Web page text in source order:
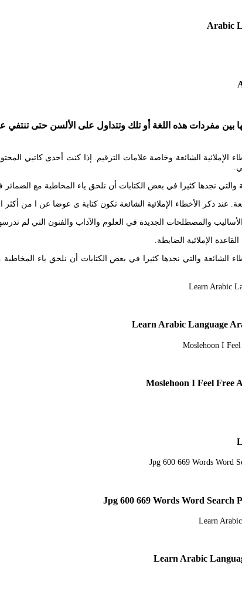
Arabic
مفردات هذه اللغة أو تلك وتتداول على الألسن حتى تنتفي
الإملائية الشائعة وخاصة علامات الترقيم. إذا كنت أحدى كاتبي